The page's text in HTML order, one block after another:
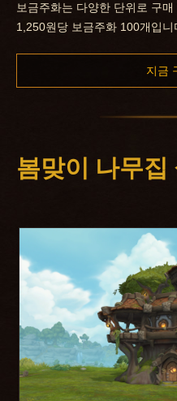
보금주화는 다양한 단위로 구
1,250원당 보금주화 100개입니
지금
봄맞이 나무집